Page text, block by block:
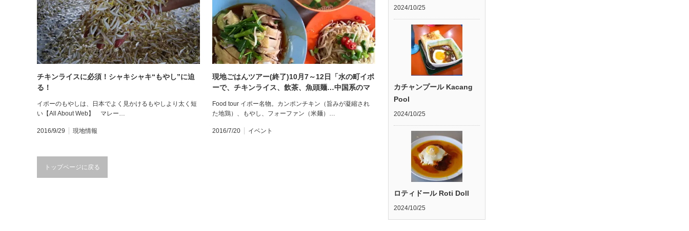
チキンライスに必須！シャキシャキ“もやし”に迫
る！
イポーのもやしは、日本でよく見かけるもやしより太く短
い【All About Web】 マレー…
2016/9/29 現地情報
現地ごはんツアー(終了)10月7～12日「水の町イポ
ーで、チキンライス、飲茶、魚頭麺…中国系のマ
Food tour イポー名物。カンポンチキン（旨みが凝縮され
た地鶏）、もやし、フォーファン（米麺）…
2016/7/20 イベント
トップページに戻る
2024/10/25
カチャンプール Kacang
Pool
2024/10/25
ロティドール Roti Doll
2024/10/25